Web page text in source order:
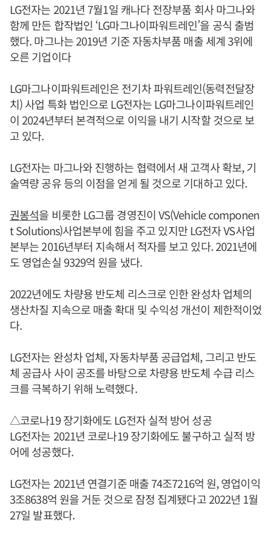
LG전자는 2021년 7월1일 캐나다 전장부품 회사 마그나와
함께 만든 합작법인 ‘LG마그나이파워트레인’을 공식 출범
했다. 마그나는 2019년 기준 자동차부품 매출 세계 3위에
오른 기업이다
LG마그나이파워트레인은 전기차 파워트레인(동력전달장
치) 사업 특화 법인으로 LG전자는 LG마그나이파워트레인
이 2024년부터 본격적으로 이익을 내기 시작할 것으로 보
고 있다.
LG전자는 마그나와 진행하는 협력에서 새 고객사 확보, 기
술역량 공유 등의 이점을 얻게 될 것으로 기대하고 있다.
권봉석을 비롯한 LG그룹 경영진이 VS(Vehicle componen
t Solutions)사업본부에 힘을 주고 있지만 LG전자 VS사업
본부는 2016년부터 지속해서 적자를 보고 있다. 2021년에
도 영업손실 9329억 원을 냈다.
2022년에도 차량용 반도체 리스크로 인한 완성차 업체의
생산차질 지속으로 매출 확대 및 수익성 개선이 제한적이었
다.
LG전자는 완성차 업체, 자동차부품 공급업체, 그리고 반도
체 공급사 사이 공조를 바탕으로 차량용 반도체 수급 리스
크를 극복하기 위해 노력했다.
△코로나19 장기화에도 LG전자 실적 방어 성공
LG전자는 2021년 코로나19 장기화에도 불구하고 실적 방
어에 성공했다.
LG전자는 2021년 연결기준 매출 74조7216억 원, 영업이익
3조8638억 원을 거둔 것으로 잠정 집계됐다고 2022년 1월
27일 발표했다.